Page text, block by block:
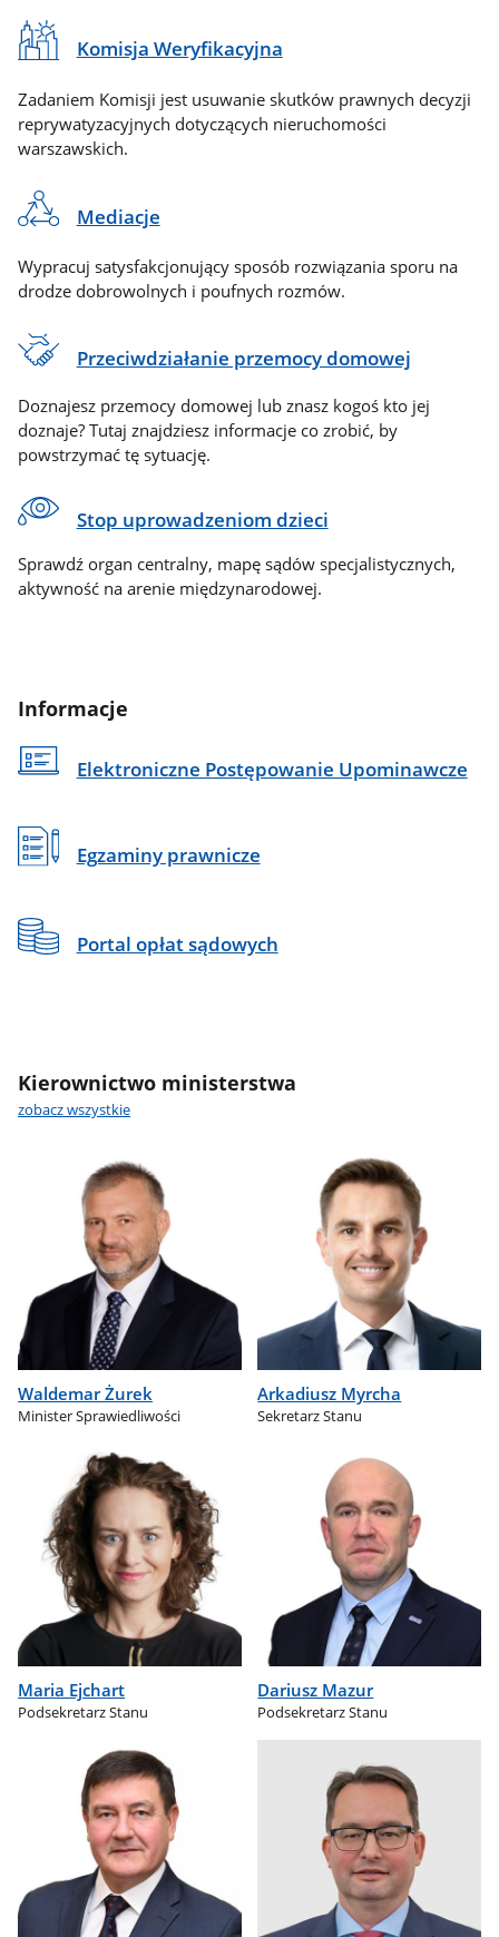
Komisja Weryfikacyjna
Zadaniem Komisji jest usuwanie skutków prawnych decyzji
reprywatyzacyjnych dotyczących nieruchomości
warszawskich.
Mediacje
Wypracuj satysfakcjonujący sposób rozwiązania sporu na
drodze dobrowolnych i poufnych rozmów.
Przeciwdziałanie przemocy domowej
Doznajesz przemocy domowej lub znasz kogoś kto jej
doznaje? Tutaj znajdziesz informacje co zrobić, by
powstrzymać tę sytuację.
Stop uprowadzeniom dzieci
Sprawdź organ centralny, mapę sądów specjalistycznych,
aktywność na arenie międzynarodowej.
Informacje
Elektroniczne Postępowanie Upominawcze
Egzaminy prawnicze
Portal opłat sądowych
Kierownictwo ministerstwa
zobacz wszystkie
Waldemar Żurek
Minister Sprawiedliwości
Arkadiusz Myrcha
Sekretarz Stanu
Maria Ejchart
Podsekretarz Stanu
Dariusz Mazur
Podsekretarz Stanu